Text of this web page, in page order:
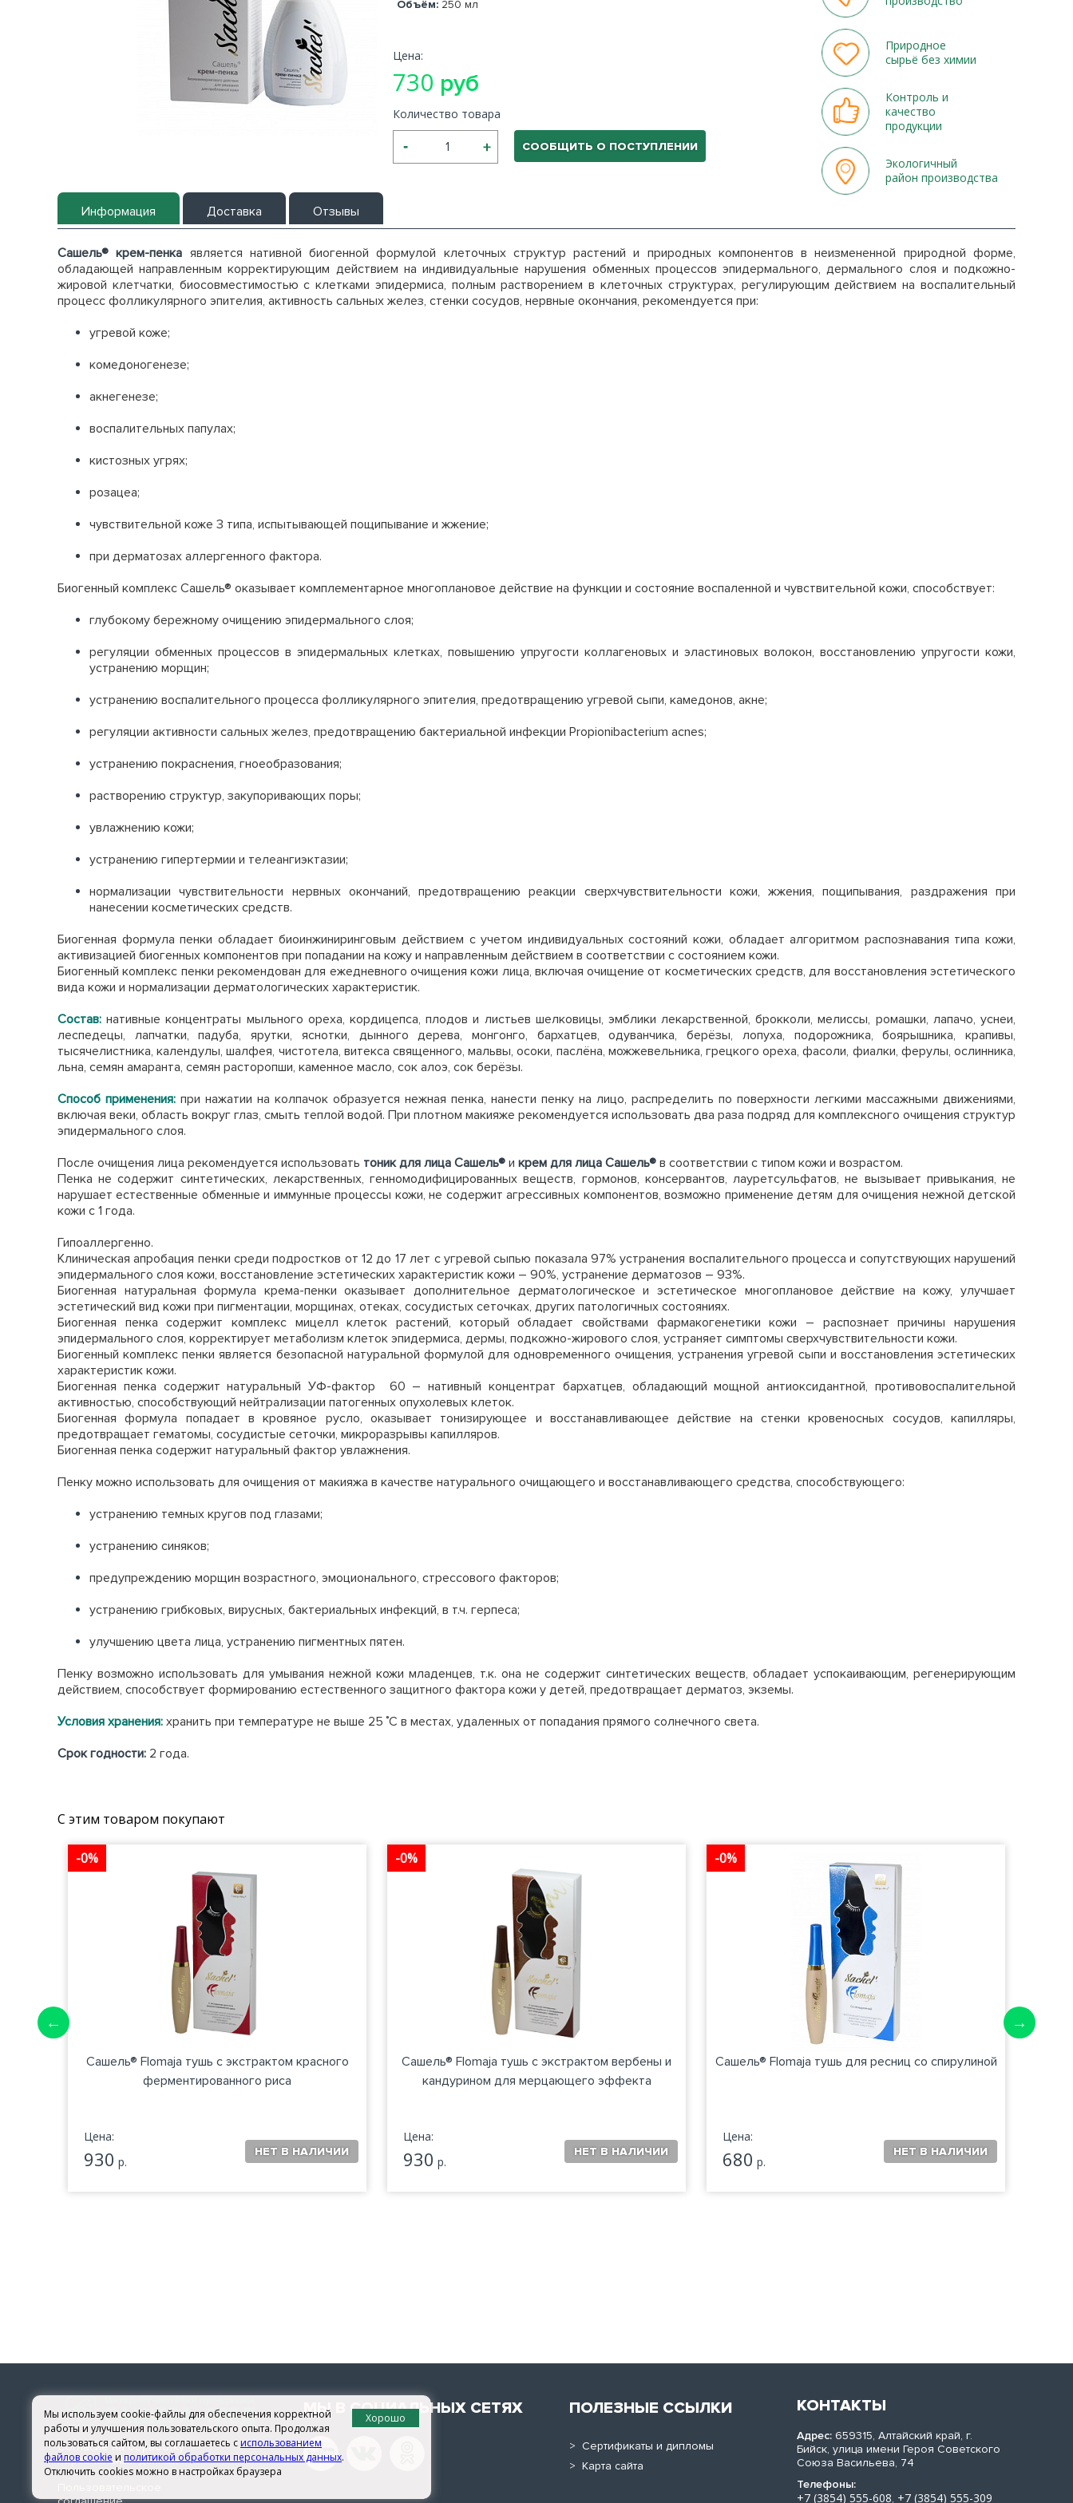
Объём: 250 мл
Цена:
730 руб
Количество товара
СООБЩИТЬ О ПОСТУПЛЕНИИ
Природное
сырьё без химии
Контроль и
качество
продукции
Экологичный
район производства
Информация Доставка Отзывы
Сашель® крем-пенка является нативной биогенной формулой клеточных структур растений и природных компонентов в неизмененной природной форме,
обладающей направленным корректирующим действием на индивидуальные нарушения обменных процессов эпидермального, дермального слоя и подкожно-
жировой клетчатки, биосовместимостью с клетками эпидермиса, полным растворением в клеточных структурах, регулирующим действием на воспалительный
процесс фолликулярного эпителия, активность сальных желез, стенки сосудов, нервные окончания, рекомендуется при:
угревой коже;
комедоногенезе;
акнегенезе;
воспалительных папулах;
кистозных угрях;
розацеа;
чувствительной коже 3 типа, испытывающей пощипывание и жжение;
при дерматозах аллергенного фактора.
Биогенный комплекс Сашель® оказывает комплементарное многоплановое действие на функции и состояние воспаленной и чувствительной кожи, способствует:
глубокому бережному очищению эпидермального слоя;
регуляции обменных процессов в эпидермальных клетках, повышению упругости коллагеновых и эластиновых волокон, восстановлению упругости кожи,
устранению морщин;
устранению воспалительного процесса фолликулярного эпителия, предотвращению угревой сыпи, камедонов, акне;
регуляции активности сальных желез, предотвращению бактериальной инфекции Propionibacterium acnes;
устранению покраснения, гноеобразования;
растворению структур, закупоривающих поры;
увлажнению кожи;
устранению гипертермии и телеангиэктазии;
нормализации чувствительности нервных окончаний, предотвращению реакции сверхчувствительности кожи, жжения, пощипывания, раздражения при
нанесении косметических средств.
Биогенная формула пенки обладает биоинжиниринговым действием с учетом индивидуальных состояний кожи, обладает алгоритмом распознавания типа кожи,
активизацией биогенных компонентов при попадании на кожу и направленным действием в соответствии с состоянием кожи.
Биогенный комплекс пенки рекомендован для ежедневного очищения кожи лица, включая очищение от косметических средств, для восстановления эстетического
вида кожи и нормализации дерматологических характеристик.
Состав: нативные концентраты мыльного ореха, кордицепса, плодов и листьев шелковицы, эмблики лекарственной, брокколи, мелиссы, ромашки, лапачо, уснеи,
леспедецы, лапчатки, падуба, ярутки, яснотки, дынного дерева, монгонго, бархатцев, одуванчика, берёзы, лопуха, подорожника, боярышника, крапивы,
тысячелистника, календулы, шалфея, чистотела, витекса священного, мальвы, осоки, паслёна, можжевельника, грецкого ореха, фасоли, фиалки, ферулы, ослинника,
льна, семян амаранта, семян расторопши, каменное масло, сок алоэ, сок берёзы.
Способ применения: при нажатии на колпачок образуется нежная пенка, нанести пенку на лицо, распределить по поверхности легкими массажными движениями,
включая веки, область вокруг глаз, смыть теплой водой. При плотном макияже рекомендуется использовать два раза подряд для комплексного очищения структур
эпидермального слоя.
После очищения лица рекомендуется использовать тоник для лица Сашель® и крем для лица Сашель® в соответствии с типом кожи и возрастом.
Пенка не содержит синтетических, лекарственных, генномодифицированных веществ, гормонов, консервантов, лауретсульфатов, не вызывает привыкания, не
нарушает естественные обменные и иммунные процессы кожи, не содержит агрессивных компонентов, возможно применение детям для очищения нежной детской
кожи с 1 года.
Гипоаллергенно.
Клиническая апробация пенки среди подростков от 12 до 17 лет с угревой сыпью показала 97% устранения воспалительного процесса и сопутствующих нарушений
эпидермального слоя кожи, восстановление эстетических характеристик кожи – 90%, устранение дерматозов – 93%.
Биогенная натуральная формула крема-пенки оказывает дополнительное дерматологическое и эстетическое многоплановое действие на кожу, улучшает
эстетический вид кожи при пигментации, морщинах, отеках, сосудистых сеточках, других патологичных состояниях.
Биогенная пенка содержит комплекс мицелл клеток растений, который обладает свойствами фармакогенетики кожи – распознает причины нарушения
эпидермального слоя, корректирует метаболизм клеток эпидермиса, дермы, подкожно-жирового слоя, устраняет симптомы сверхчувствительности кожи.
Биогенный комплекс пенки является безопасной натуральной формулой для одновременного очищения, устранения угревой сыпи и восстановления эстетических
характеристик кожи.
Биогенная пенка содержит натуральный УФ-фактор 60 – нативный концентрат бархатцев, обладающий мощной антиоксидантной, противовоспалительной
активностью, способствующий нейтрализации патогенных опухолевых клеток.
Биогенная формула попадает в кровяное русло, оказывает тонизирующее и восстанавливающее действие на стенки кровеносных сосудов, капилляры,
предотвращает гематомы, сосудистые сеточки, микроразрывы капилляров.
Биогенная пенка содержит натуральный фактор увлажнения.
Пенку можно использовать для очищения от макияжа в качестве натурального очищающего и восстанавливающего средства, способствующего:
устранению темных кругов под глазами;
устранению синяков;
предупреждению морщин возрастного, эмоционального, стрессового факторов;
устранению грибковых, вирусных, бактериальных инфекций, в т.ч. герпеса;
улучшению цвета лица, устранению пигментных пятен.
Пенку возможно использовать для умывания нежной кожи младенцев, т.к. она не содержит синтетических веществ, обладает успокаивающим, регенерирующим
действием, способствует формированию естественного защитного фактора кожи у детей, предотвращает дерматоз, экземы.
Условия хранения: хранить при температуре не выше 25 ˚С в местах, удаленных от попадания прямого солнечного света.
Срок годности: 2 года.
С этим товаром покупают
-0%
Сашель® Flomaja тушь с экстрактом красного
ферментированного риса
Цена:
930 р.
-0%
Сашель® Flomaja тушь с экстрактом вербены и
кандурином для мерцающего эффекта
Цена:
930 р.
-0%
Сашель® Flomaja тушь для ресниц со спирулиной
Цена:
680 р.
Согласие на обработку
персональных данных
МЫ В СОЦИАЛЬНЫХ СЕТЯХ ПОЛЕЗНЫЕ ССЫЛКИ
> Сертификаты и дипломы
> Карта сайта
КОНТАКТЫ
Адрес: 659315, Алтайский край, г.
Бийск, улица имени Героя Советского
Союза Васильева, 74
Телефоны:
+7 (3854) 555-608, +7 (3854) 555-309
Мы используем cookie-файлы для обеспечения корректной
работы и улучшения пользовательского опыта. Продолжая
пользоваться сайтом, вы соглашаетесь с использованием
файлов cookie и политикой обработки персональных данных.
Отключить cookies можно в настройках браузера
Хорошо